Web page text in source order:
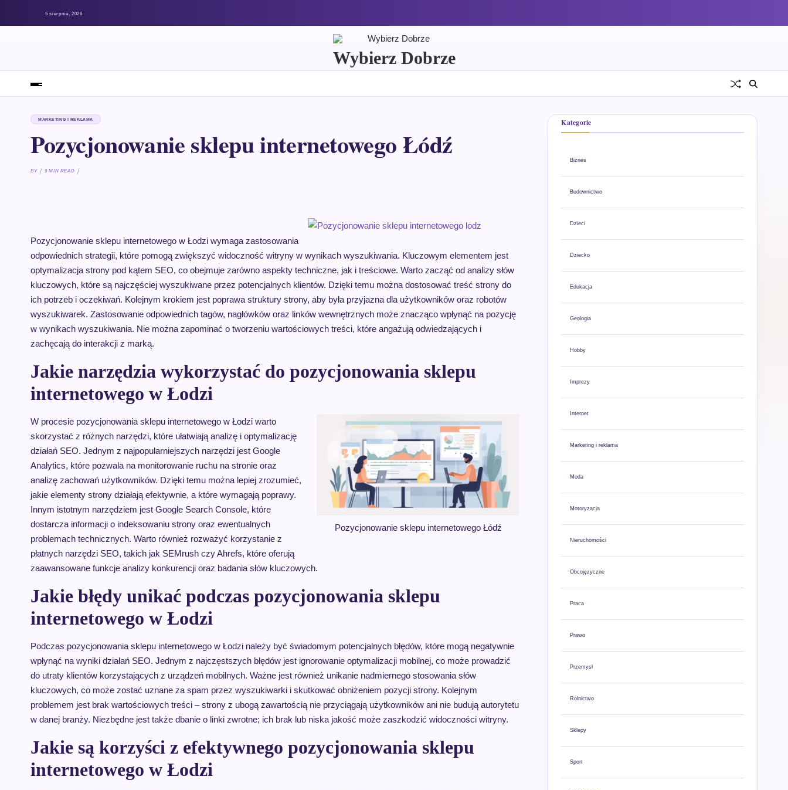
5 sierpnia, 2026
Wybierz Dobrze
MARKETING I REKLAMA
Pozycjonowanie sklepu internetowego Łódź
BY 9 MIN READ
Pozycjonowanie sklepu internetowego w Łodzi wymaga zastosowania
odpowiednich strategii, które pomogą zwiększyć widoczność witryny w wynikach wyszukiwania. Kluczowym elementem jest
optymalizacja strony pod kątem SEO, co obejmuje zarówno aspekty techniczne, jak i treściowe. Warto zacząć od analizy słów
kluczowych, które są najczęściej wyszukiwane przez potencjalnych klientów. Dzięki temu można dostosować treść strony do
ich potrzeb i oczekiwań. Kolejnym krokiem jest poprawa struktury strony, aby była przyjazna dla użytkowników oraz robotów
wyszukiwarek. Zastosowanie odpowiednich tagów, nagłówków oraz linków wewnętrznych może znacząco wpłynąć na pozycję
w wynikach wyszukiwania. Nie można zapominać o tworzeniu wartościowych treści, które angażują odwiedzających i
zachęcają do interakcji z marką.
Jakie narzędzia wykorzystać do pozycjonowania sklepu
internetowego w Łodzi
Pozycjonowanie sklepu internetowego Łódź
W procesie pozycjonowania sklepu internetowego w Łodzi warto
skorzystać z różnych narzędzi, które ułatwiają analizę i optymalizację
działań SEO. Jednym z najpopularniejszych narzędzi jest Google
Analytics, które pozwala na monitorowanie ruchu na stronie oraz
analizę zachowań użytkowników. Dzięki temu można lepiej zrozumieć,
jakie elementy strony działają efektywnie, a które wymagają poprawy.
Innym istotnym narzędziem jest Google Search Console, które
dostarcza informacji o indeksowaniu strony oraz ewentualnych
problemach technicznych. Warto również rozważyć korzystanie z
płatnych narzędzi SEO, takich jak SEMrush czy Ahrefs, które oferują
zaawansowane funkcje analizy konkurencji oraz badania słów kluczowych.
Jakie błędy unikać podczas pozycjonowania sklepu
internetowego w Łodzi
Podczas pozycjonowania sklepu internetowego w Łodzi należy być świadomym potencjalnych błędów, które mogą negatywnie
wpłynąć na wyniki działań SEO. Jednym z najczęstszych błędów jest ignorowanie optymalizacji mobilnej, co może prowadzić
do utraty klientów korzystających z urządzeń mobilnych. Ważne jest również unikanie nadmiernego stosowania słów
kluczowych, co może zostać uznane za spam przez wyszukiwarki i skutkować obniżeniem pozycji strony. Kolejnym
problemem jest brak wartościowych treści – strony z ubogą zawartością nie przyciągają użytkowników ani nie budują autorytetu
w danej branży. Niezbędne jest także dbanie o linki zwrotne; ich brak lub niska jakość może zaszkodzić widoczności witryny.
Jakie są korzyści z efektywnego pozycjonowania sklepu
internetowego w Łodzi
Kategorie
Biznes
Budownictwo
Dzieci
Dziecko
Edukacja
Geologia
Hobby
Imprezy
Internet
Marketing i reklama
Moda
Motoryzacja
Nieruchomości
Obcojęzyczne
Praca
Prawo
Przemysł
Rolnictwo
Sklepy
Sport